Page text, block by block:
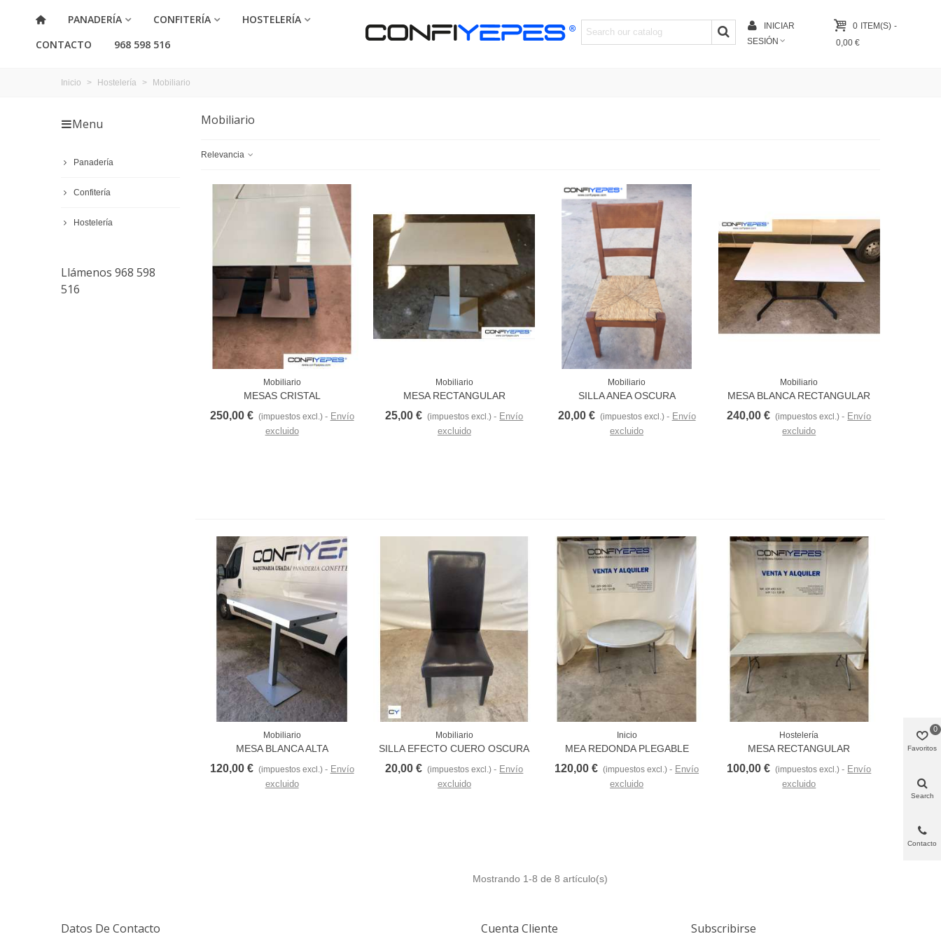
PANADERÍA CONFITERÍA
HOSTELERÍA
CONTACTO
968 598 516
INICIAR
SESIÓN
0 ITEM(S) -
0,00 €
Inicio > Hostelería > Mobiliario
Menu
Panadería
Confitería
Hostelería
Llámenos 968 598
516
Mobiliario
Relevancia
Love
Mobiliario
MESAS CRISTAL
250,00 € (impuestos excl.)
Envío
excluido
Love
Mobiliario
MESA RECTANGULAR
25,00 € (impuestos excl.)
Envío
excluido
Love
Mobiliario
SILLA ANEA OSCURA
20,00 € (impuestos excl.)
Envío
excluido
Love
Mobiliario
MESA BLANCA RECTANGULAR
1200X800MM
240,00 € (impuestos excl.)
Envío
excluido
Love
Mobiliario
MESA BLANCA ALTA
RECTANGULAR 1100X700MM
120,00 € (impuestos excl.)
Envío
excluido
Love
Mobiliario
SILLA EFECTO CUERO OSCURA
20,00 € (impuestos excl.)
Envío
excluido
Love
Inicio
MEA REDONDA PLEGABLE
120,00 € (impuestos excl.)
Envío
excluido
Love
Hostelería
MESA RECTANGULAR
100,00 € (impuestos excl.)
Envío
excluido
Mostrando 1-8 de 8 artículo(s)
Datos De Contacto Cuenta Cliente Subscribirse
Favoritos
0
Search
Contacto